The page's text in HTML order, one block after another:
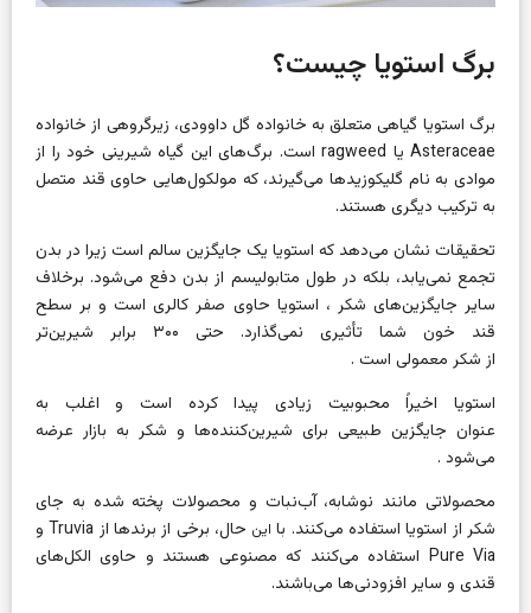
برگ استویا چیست؟
برگ استویا گیاهی متعلق به خانواده گل داوودی، زیرگروهی از خانواده
Asteraceae یا ragweed است. برگ‌های این گیاه شیرینی خود را از
موادی به نام گلیکوزیدها می‌گیرند، که مولکول‌هایی حاوی قند متصل
به ترکیب دیگری هستند.
تحقیقات نشان می‌دهد که استویا یک جایگزین سالم است زیرا در بدن
تجمع نمی‌یابد، بلکه در طول متابولیسم از بدن دفع می‌شود. برخلاف
سایر جایگزین‌های شکر ، استویا حاوی صفر کالری است و بر سطح
قند خون شما تأثیری نمی‌گذارد. حتی ۳۰۰ برابر شیرین‌تر
از شکر معمولی است .
استویا اخیراً محبوبیت زیادی پیدا کرده است و اغلب به
عنوان جایگزین طبیعی برای شیرین‌کننده‌ها و شکر به بازار عرضه
می‌شود .
محصولاتی مانند نوشابه، آب‌نبات و محصولات پخته شده به جای
شکر از استویا استفاده می‌کنند. با این
حال، برخی از برندها از Truvia و
Pure Via استفاده می‌کنند که مصنوعی هستند و حاوی الکل‌های
قندی و سایر افزودنی‌ها می‌باشند.